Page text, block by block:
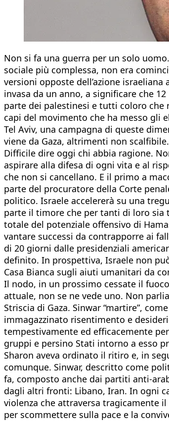
Non si fa una guerra per un solo
sociale più complessa, non era
versioni opposte dell’azione
invasa da un anno, a significare che
parte dei palestinesi e tutti coloro
capi del movimento che ha messo gli
Tel Aviv, una campagna di queste
viene da Gaza, altrimenti non scalfibile.
Difficile dire oggi chi abbia ragione.
aspirare alla difesa di ogni vita e al
che non si cancellano. E il primo a
parte del procuratore della Corte
politico. Israele accelererà su una
parte il timore che per tanti di loro sia
totale del potenziale offensivo di
vantare successi da contrapporre ai
di 20 giorni dalle presidenziali
definito. In prospettiva, Israele non
Casa Bianca sugli aiuti umanitari da
Il nodo, in un prossimo cessate il
attuale, non se ne vede uno. Non
Striscia di Gaza. Sinwar “martire”,
immagazzinato risentimento e
tempestivamente ed efficacemente
gruppi e persino Stati intorno a esso
Sharon aveva ordinato il ritiro e, in
comunque. Sinwar, descritto come
fa, composto anche dai partiti anti-
dagli altri fronti: Libano, Iran. In ogni
violenza che attraversa tragicamente
per scommettere sulla pace e la